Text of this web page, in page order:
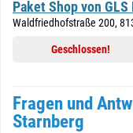
Paket Shop von
Waldfriedhofstraße 200,
Geschlossen!
Fragen und
Starnberg